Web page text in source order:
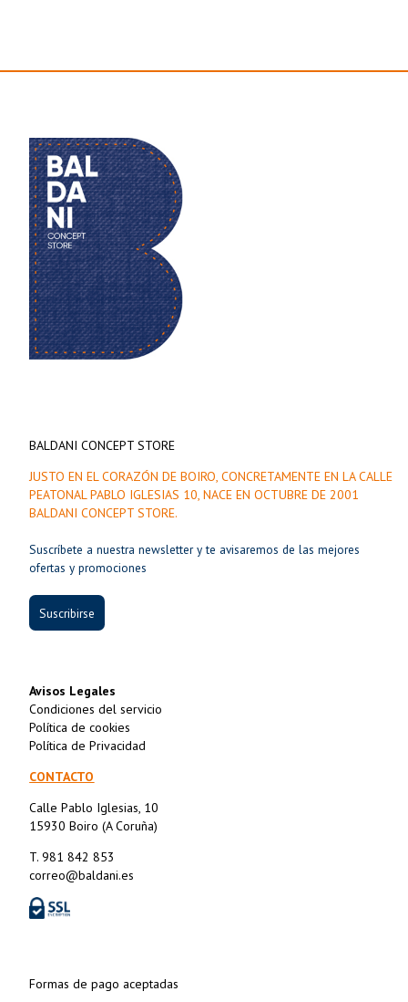
BALDANI CONCEPT STORE
JUSTO EN EL CORAZÓN DE BOIRO, CONCRETAMENTE EN LA CALLE
PEATONAL PABLO IGLESIAS 10, NACE EN OCTUBRE DE 2001
BALDANI CONCEPT STORE.
Suscríbete a nuestra newsletter y te avisaremos de las mejores
ofertas y promociones
Suscribirse
Avisos Legales
Condiciones del servicio
Política de cookies
Política de Privacidad
CONTACTO
Calle Pablo Iglesias, 10
15930 Boiro (A Coruña)
T. 981 842 853
correo@baldani.es
Formas de pago aceptadas